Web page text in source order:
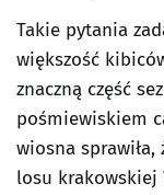
Takie pytania
większość
znaczną część
pośmiewiskiem
wiosna
losu krakowskiej